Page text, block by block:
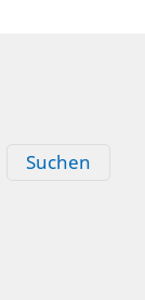
Suchen